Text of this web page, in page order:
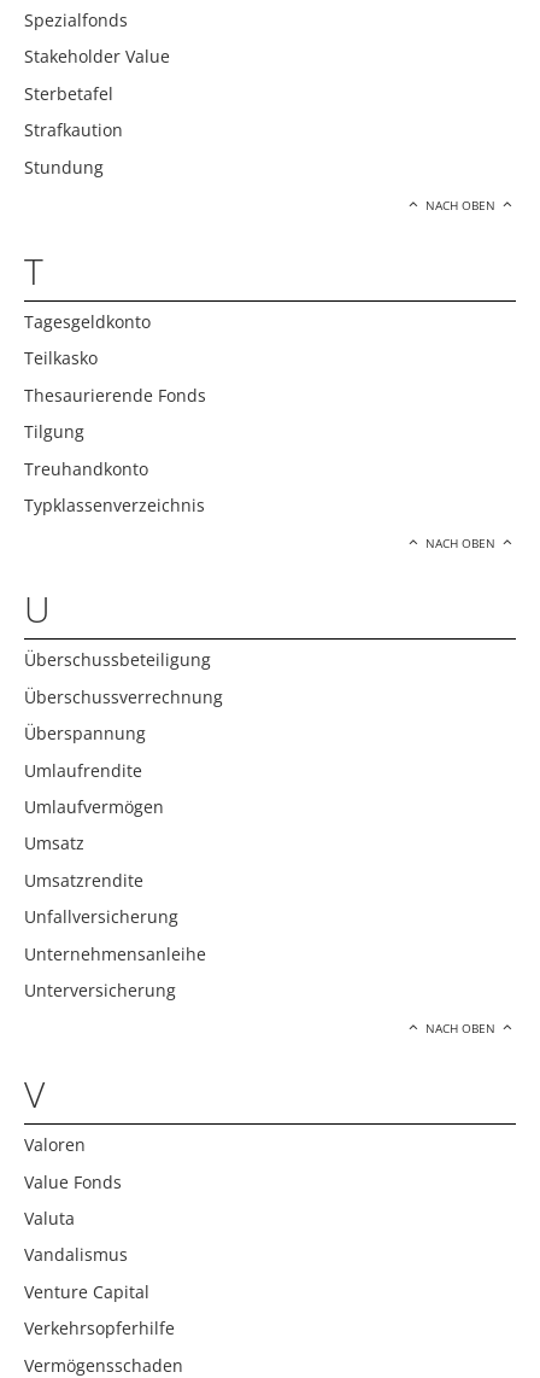
Spezialfonds
Stakeholder Value
Sterbetafel
Strafkaution
Stundung
NACH OBEN
T
Tagesgeldkonto
Teilkasko
Thesaurierende Fonds
Tilgung
Treuhandkonto
Typklassenverzeichnis
NACH OBEN
U
Überschussbeteiligung
Überschussverrechnung
Überspannung
Umlaufrendite
Umlaufvermögen
Umsatz
Umsatzrendite
Unfallversicherung
Unternehmensanleihe
Unterversicherung
NACH OBEN
V
Valoren
Value Fonds
Valuta
Vandalismus
Venture Capital
Verkehrsopferhilfe
Vermögensschaden